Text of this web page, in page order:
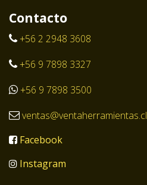
Contacto
+56 2 2948 3608
+56 9 7898 3327
+56 9 7898 3500
ventas@ventaherramientas.cl
Facebook
Instagram